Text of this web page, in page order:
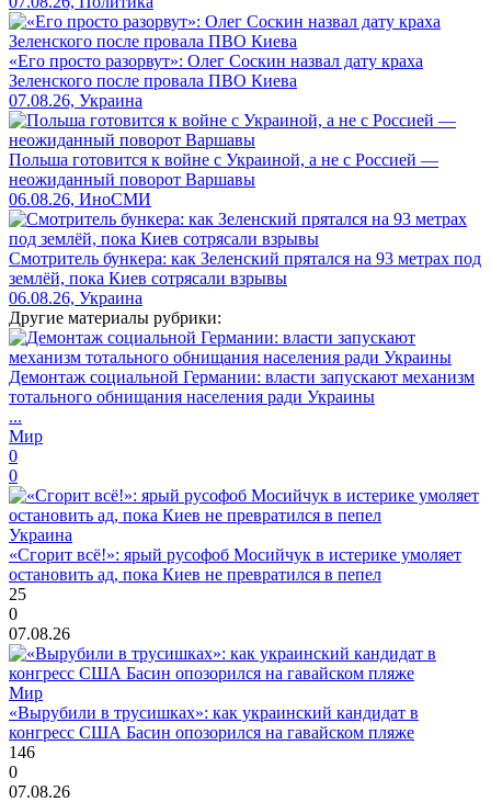
«Его просто разорвут»: Олег Соскин назвал дату краха
Зеленского после провала ПВО Киева
07.08.26, Украина
Польша готовится к войне с Украиной, а не с Россией —
неожиданный поворот Варшавы
06.08.26, ИноСМИ
Смотритель бункера: как Зеленский прятался на 93 метрах под
землёй, пока Киев сотрясали взрывы
06.08.26, Украина
Другие материалы рубрики:
Демонтаж социальной Германии: власти запускают механизм
тотального обнищания населения ради Украины
...
Мир
0
0
Украина
«Сгорит всё!»: ярый русофоб Мосийчук в истерике умоляет
остановить ад, пока Киев не превратился в пепел
25
0
07.08.26
Мир
«Вырубили в трусишках»: как украинский кандидат в
конгресс США Басин опозорился на гавайском пляже
146
0
07.08.26